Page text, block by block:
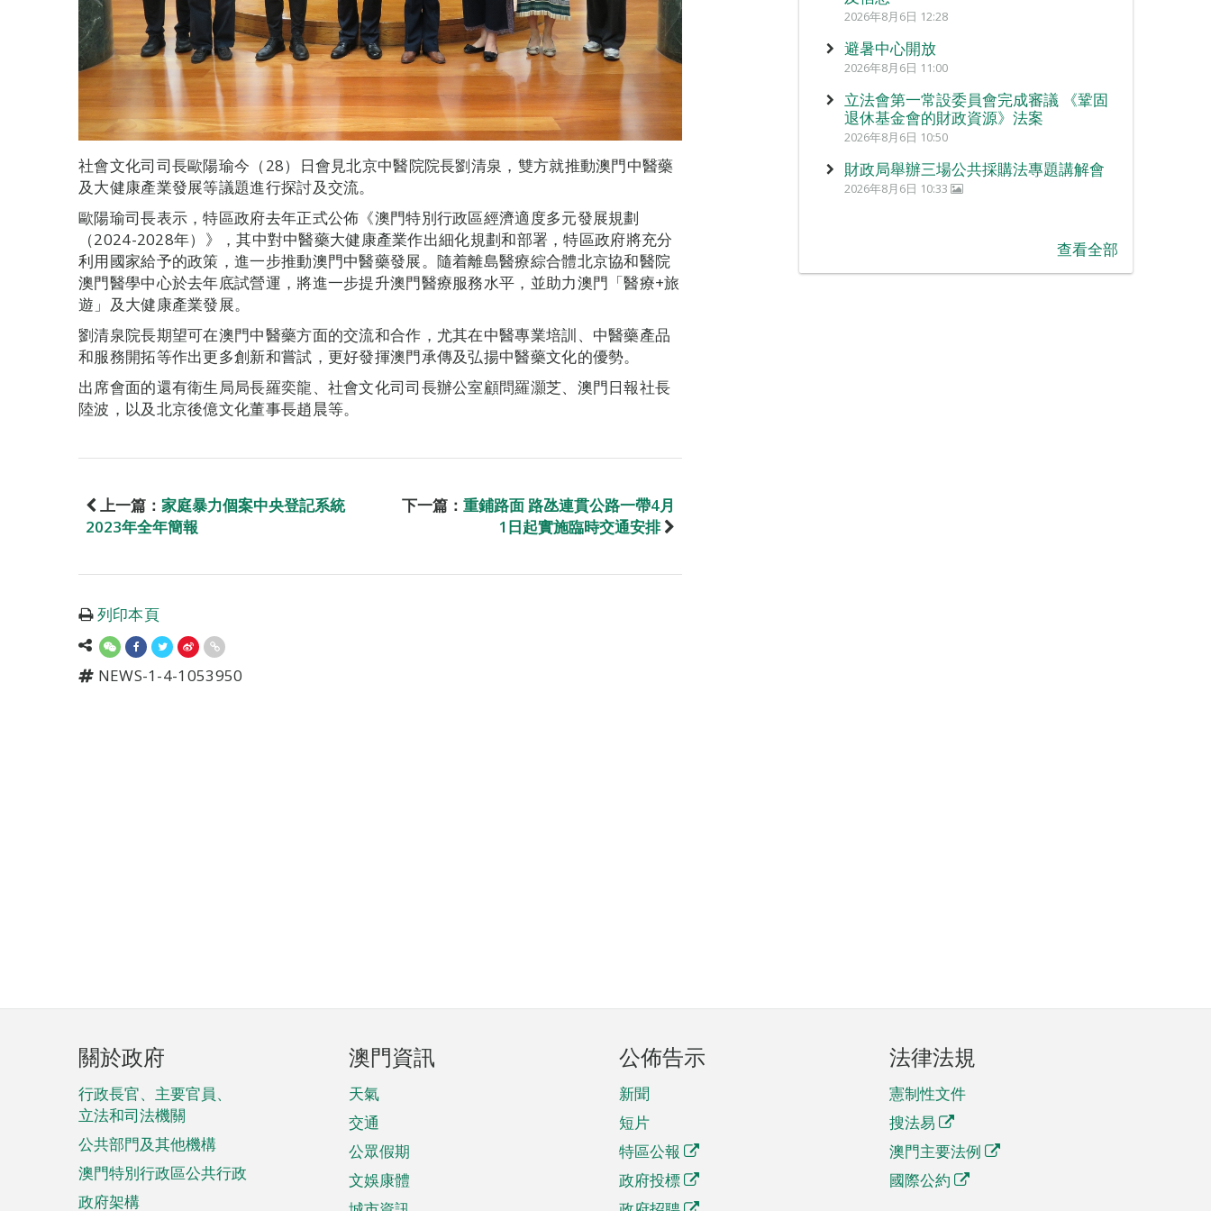
社會文化司司長歐陽瑜今（28）日會見北京中醫院院長劉清泉，雙方就推動澳門中醫藥
及大健康產業發展等議題進行探討及交流。
歐陽瑜司長表示，特區政府去年正式公佈《澳門特別行政區經濟適度多元發展規劃
（2024-2028年）》，其中對中醫藥大健康產業作出細化規劃和部署，特區政府將充分
利用國家給予的政策，進一步推動澳門中醫藥發展。隨着離島醫療綜合體北京協和醫院
澳門醫學中心於去年底試營運，將進一步提升澳門醫療服務水平，並助力澳門「醫療+旅
遊」及大健康產業發展。
劉清泉院長期望可在澳門中醫藥方面的交流和合作，尤其在中醫專業培訓、中醫藥產品
和服務開拓等作出更多創新和嘗試，更好發揮澳門承傳及弘揚中醫藥文化的優勢。
出席會面的還有衛生局局長羅奕龍、社會文化司司長辦公室顧問羅灝芝、澳門日報社長
陸波，以及北京後億文化董事長趙晨等。
上一篇： 家庭暴力個案中央登記系統
2023年全年簡報
下一篇： 重鋪路面 路氹連貫公路一帶4月
1日起實施臨時交通安排
列印本頁
NEWS-1-4-1053950
2026年8月6日 12:28
避暑中心開放
2026年8月6日 11:00
立法會第一常設委員會完成審議 《鞏固
退休基金會的財政資源》法案
2026年8月6日 10:50
財政局舉辦三場公共採購法專題講解會
2026年8月6日 10:33
查看全部
頁
腳
菜
單
關於政府
行政長官、主要官員、
立法和司法機關
公共部門及其他機構
澳門特別行政區公共行政
政府架構
澳門資訊
天氣
交通
公眾假期
文娛康體
公佈告示
新聞
短片
特區公報
政府投標
法律法規
憲制性文件
搜法易
澳門主要法例
國際公約